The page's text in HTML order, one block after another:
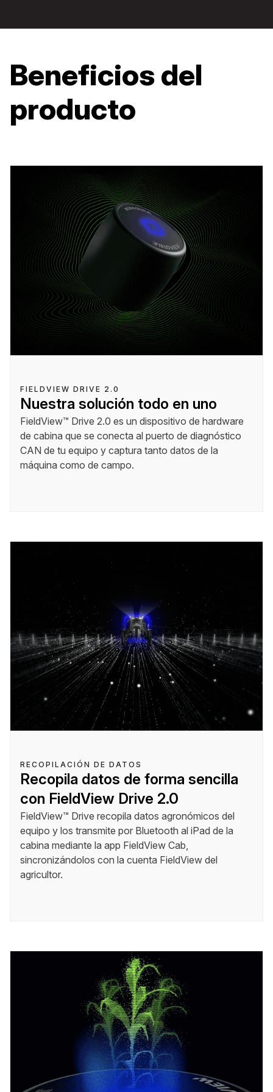
Beneficios del
producto
FIELDVIEW DRIVE 2.0
Nuestra solución todo en uno
FieldView™ Drive 2.0 es un dispositivo de hardware
de cabina que se conecta al puerto de diagnóstico
CAN de tu equipo y captura tanto datos de la
máquina como de campo.
RECOPILACIÓN DE DATOS
Recopila datos de forma sencilla
con FieldView Drive 2.0
FieldView™ Drive recopila datos agronómicos del
equipo y los transmite por Bluetooth al iPad de la
cabina mediante la app FieldView Cab,
sincronizándolos con la cuenta FieldView del
agricultor.